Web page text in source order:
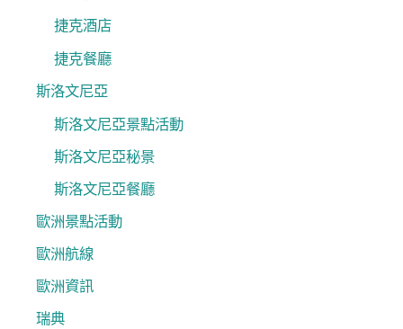
捷克酒店
捷克餐廳
斯洛文尼亞
斯洛文尼亞景點活動
斯洛文尼亞秘景
斯洛文尼亞餐廳
歐洲景點活動
歐洲航線
歐洲資訊
瑞典